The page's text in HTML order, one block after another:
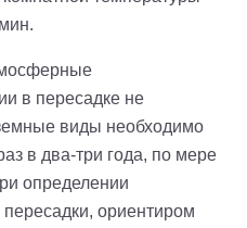
.
в пересадке не
виды необходимо
в два-три года, по мере
определении
ориентиром